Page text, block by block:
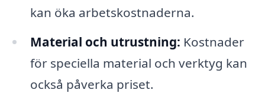
kan öka arbetskostnaderna.
Material och utrustning: Kostnader
för speciella material och verktyg kan
också påverka priset.